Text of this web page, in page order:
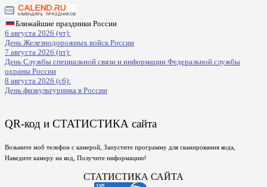
Ближайшие праздники России
6 августа 2026 (чт):
День Железнодорожных войск России
7 августа 2026 (пт):
День Службы специальной связи и информации Федеральной службы
охраны России
8 августа 2026 (сб):
День физкультурника в России
QR-код и СТАТИСТИКА сайта
Возьмите моб телефон с камерой, Запустите программу для сканирования кода,
Наведите камеру на код, Получите информацию!
СТАТИСТИКА САЙТА